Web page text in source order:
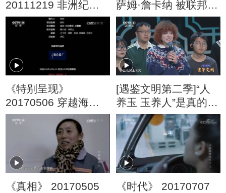
20111219 非洲纪事
第五集 坦赞铁路
萨姆·詹卡纳 被联邦调
查局监视
《特别呈现》
20170506 穿越海上
丝绸之路 第六集 问道
[遇鉴文明第二季]“人
养玉 玉养人”是真的
吗？
《真相》 20170505
《时代》 20170707